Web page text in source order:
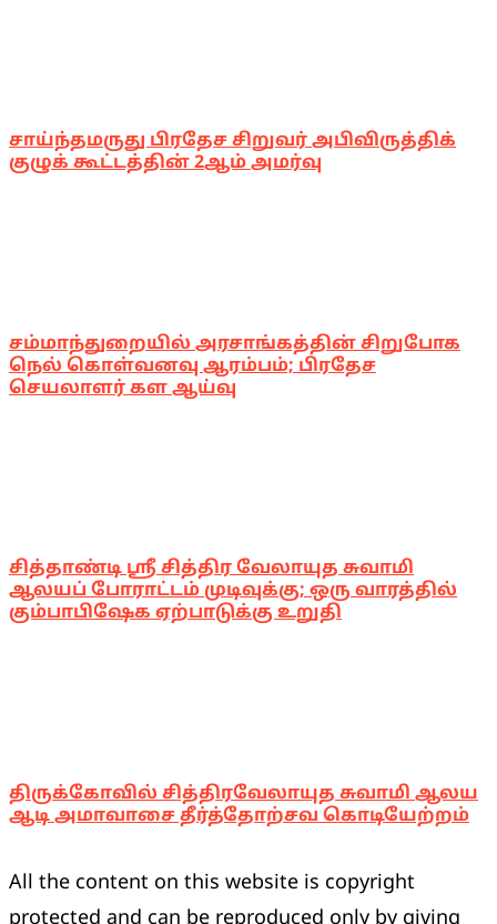
சாய்ந்தமருது பிரதேச சிறுவர் அபிவிருத்திக்
குழுக் கூட்டத்தின் 2ஆம் அமர்வு
சம்மாந்துறையில் அரசாங்கத்தின் சிறுபோக
நெல் கொள்வனவு ஆரம்பம்; பிரதேச
செயலாளர் கள ஆய்வு
சித்தாண்டி ஸ்ரீ சித்திர வேலாயுத சுவாமி
ஆலயப் போராட்டம் முடிவுக்கு; ஒரு வாரத்தில்
கும்பாபிஷேக ஏற்பாடுக்கு உறுதி
திருக்கோவில் சித்திரவேலாயுத சுவாமி ஆலய
ஆடி அமாவாசை தீர்த்தோற்சவ கொடியேற்றம்
All the content on this website is copyright
protected and can be reproduced only by giving